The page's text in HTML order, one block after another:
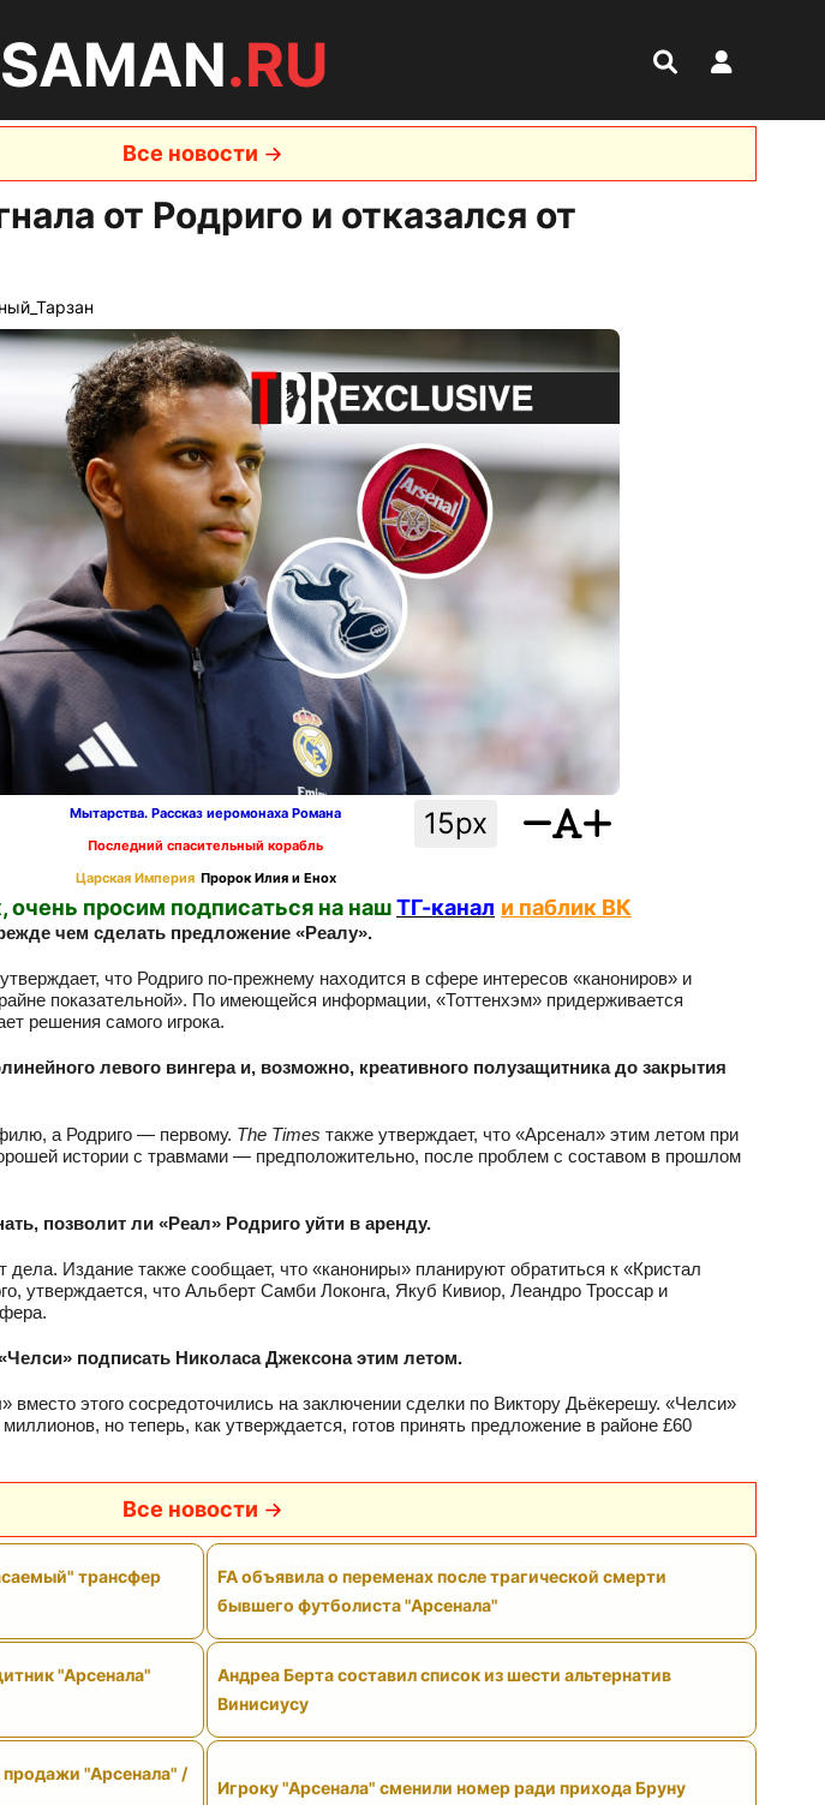
.RU
Все новости
от Родриго и отказался от
15px
Мытарства. Рассказ иеромонаха Романа
Последний спасительный корабль
Царская Империя Пророк Илия и Енох
просим подписаться на нашТГ-канал и паблик ВК
чем сделать предложение «Реалу».
что Родриго по-прежнему находится в сфере интересов «канониров» и
показательной». По имеющейся информации, «Тоттенхэм» придерживается
решения самого игрока.
левого вингера и, возможно, креативного полузащитника до закрытия
а Родриго — первому. The Times также утверждает, что «Арсенал» этим летом при
истории с травмами — предположительно, после проблем с составом в прошлом
позволит ли «Реал» Родриго уйти в аренду.
дела. Издание также сообщает, что «канониры» планируют обратиться к «Кристал
утверждается, что Альберт Самби Локонга, Якуб Кивиор, Леандро Троссар и
подписать Николаса Джексона этим летом.
этого сосредоточились на заключении сделки по Виктору Дьёкерешу. «Челси»
но теперь, как утверждается, готов принять предложение в районе £60
Все новости
трансфер
FA объявила о переменах после трагической смерти
бывшего футболиста "Арсенала"
"Арсенала"
Андреа Берта составил список из шести альтернатив
Винисиусу
"Арсенала" /
Игроку "Арсенала" сменили номер ради прихода Бруну